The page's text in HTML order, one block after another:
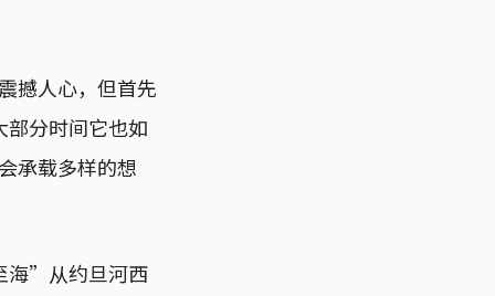
撼人心，但首先
分时间它也如
承载多样的想
海”从约旦河西